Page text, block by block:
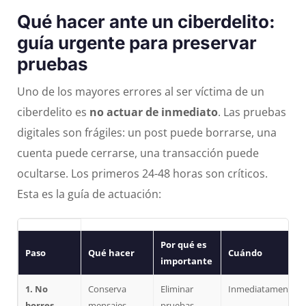
Qué hacer ante un ciberdelito:
guía urgente para preservar
pruebas
Uno de los mayores errores al ser víctima de un
ciberdelito es no actuar de inmediato. Las pruebas
digitales son frágiles: un post puede borrarse, una
cuenta puede cerrarse, una transacción puede
ocultarse. Los primeros 24-48 horas son críticos.
Esta es la guía de actuación:
Paso Qué hacer
Por qué es
importante
Cuándo
1. No
Conserva
Eliminar
Inmediatamente